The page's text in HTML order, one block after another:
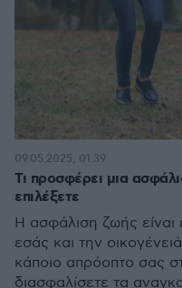
Τι προσφέρει μια
επιλέξετε
Η ασφάλιση ζωής είναι
εσάς και την
κάποιο απρόοπτο σας
διασφαλίσετε τα
09.05.2025, 01:39